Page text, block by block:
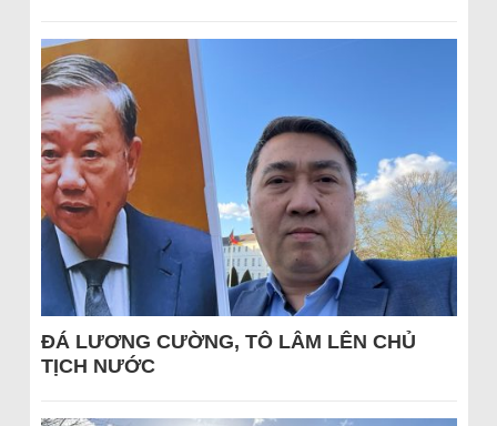
ĐÁ LƯƠNG CƯỜNG, TÔ LÂM LÊN CHỦ
TỊCH NƯỚC